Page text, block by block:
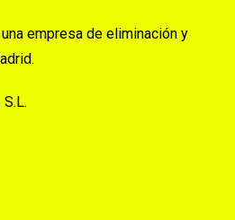
empresa de eliminación y